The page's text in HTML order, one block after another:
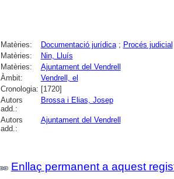
Matèries: Documentació jurídica; Procés judicial
Matèries:
Nin, Lluís
Matèries:
Ajuntament del Vendrell
Àmbit:
Vendrell, el
Cronologia: [1720]
Autors
add.:
Brossa i Elias, Josep
Autors
add.:
Ajuntament del Vendrell
Enllaç permanent a aquest